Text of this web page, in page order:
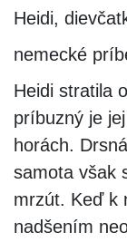
Heidi,
nemecké
Heidi stratila
príbuzný je
horách.
samota však
mrzút. Keď k
nadšením